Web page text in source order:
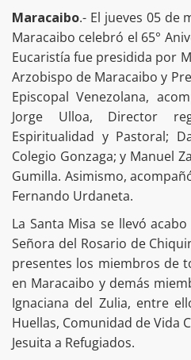
Maracaibo.- El jueves 05 de
Maracaibo celebró el 65°
Eucaristía fue presidida por
Arzobispo de Maracaibo y
Episcopal Venezolana,
Jorge Ulloa, Director
Espiritualidad y Pastoral;
Colegio Gonzaga; y Manuel
Gumilla. Asimismo,
Fernando Urdaneta.
La Santa Misa se llevó
Señora del Rosario de
presentes los miembros de
en Maracaibo y demás
Ignaciana del Zulia, entre
Huellas, Comunidad de Vida
Jesuita a Refugiados.